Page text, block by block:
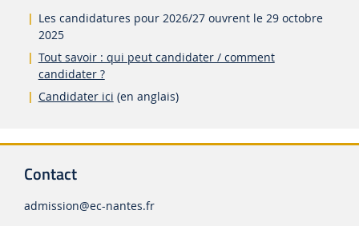
Les candidatures pour 2026/27 ouvrent le 29 octobre
2025
Tout savoir : qui peut candidater / comment
candidater ?
Candidater ici (en anglais)
Contact
admission@ec-nantes.fr